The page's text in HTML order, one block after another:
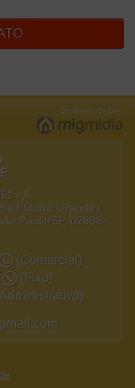
- A
/ Morro Grande /
Paulo/SP, 02806-
(Comercial)
(Fixo)